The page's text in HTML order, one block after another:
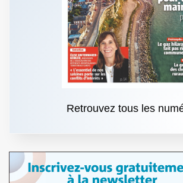
Retrouvez tous les